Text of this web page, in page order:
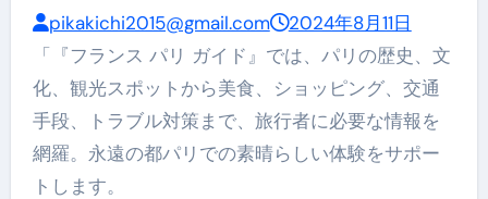
pikakichi2015@gmail.com
2024年8月11日
「『フランス パリ ガイド』では、パリの歴史、文
化、観光スポットから美食、ショッピング、交通
手段、トラブル対策まで、旅行者に必要な情報を
網羅。永遠の都パリでの素晴らしい体験をサポー
トします。